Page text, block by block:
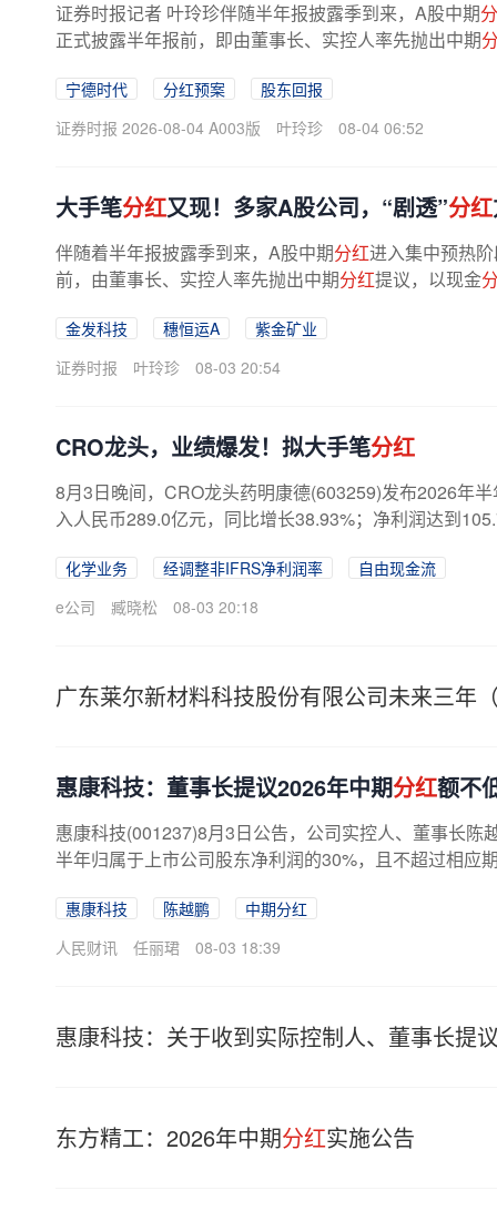
证券时报记者 叶玲珍伴随半年报披露季到来，A股中期
正式披露半年报前，即由董事长、实控人率先抛出中期
宁德时代 分红预案
股东回报
证券时报 2026-08-04 A003版
叶玲珍 08-04 06:52
大手笔分红又现！多家A股公司，“剧透”分红
伴随着半年报披露季到来，A股中期分红进入集中预热
前，由董事长、实控人率先抛出中期分红提议，以现金
金发科技 穗恒运A
紫金矿业
证券时报
叶玲珍 08-03 20:54
CRO龙头，业绩爆发！拟大手笔分红
8月3日晚间，CRO龙头药明康德(603259)发布2026年
入人民币289.0亿元，同比增长38.93%；净利润达到
化学业务 经调整非IFRS净利润率
自由现金流
e公司
臧晓松 08-03 20:18
广东莱尔新材料科技股份有限公司未来三年
惠康科技：董事长提议2026年中期分红额不
惠康科技(001237)8月3日公告，公司实控人、董事长陈
半年归属于上市公司股东净利润的30%，且不超过相应
惠康科技 陈越鹏
中期分红
人民财讯
任丽珺 08-03 18:39
惠康科技：关于收到实际控制人、董事长提
东方精工：2026年中期分红实施公告